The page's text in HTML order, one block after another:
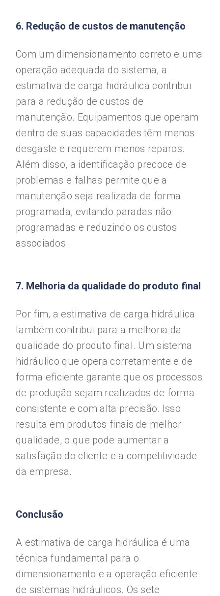
6. Redução de custos de manutenção
Com um dimensionamento correto e uma
operação adequada do sistema, a
estimativa de carga hidráulica contribui
para a redução de custos de
manutenção. Equipamentos que operam
dentro de suas capacidades têm menos
desgaste e requerem menos reparos.
Além disso, a identificação precoce de
problemas e falhas permite que a
manutenção seja realizada de forma
programada, evitando paradas não
programadas e reduzindo os custos
associados.
7. Melhoria da qualidade do produto final
Por fim, a estimativa de carga hidráulica
também contribui para a melhoria da
qualidade do produto final. Um sistema
hidráulico que opera corretamente e de
forma eficiente garante que os processos
de produção sejam realizados de forma
consistente e com alta precisão. Isso
resulta em produtos finais de melhor
qualidade, o que pode aumentar a
satisfação do cliente e a competitividade
da empresa.
Conclusão
A estimativa de carga hidráulica é uma
técnica fundamental para o
dimensionamento e a operação eficiente
de sistemas hidráulicos. Os sete